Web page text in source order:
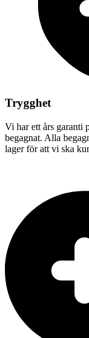
Trygghet
Vi har ett års garanti
begagnat. Alla
lager för att vi ska